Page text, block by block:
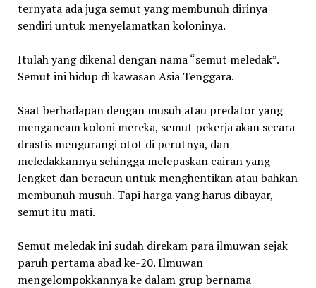
ternyata ada juga semut yang membunuh dirinya
sendiri untuk menyelamatkan koloninya.
Itulah yang dikenal dengan nama “semut meledak”.
Semut ini hidup di kawasan Asia Tenggara.
Saat berhadapan dengan musuh atau predator yang
mengancam koloni mereka, semut pekerja akan secara
drastis mengurangi otot di perutnya, dan
meledakkannya sehingga melepaskan cairan yang
lengket dan beracun untuk menghentikan atau bahkan
membunuh musuh. Tapi harga yang harus dibayar,
semut itu mati.
Semut meledak ini sudah direkam para ilmuwan sejak
paruh pertama abad ke-20. Ilmuwan
mengelompokkannya ke dalam grup bernama